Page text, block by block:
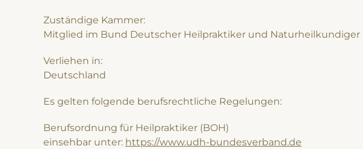
Zuständige Kammer:
Mitglied im Bund Deutscher Heilpraktiker und Naturheilkundiger
Verliehen in:
Deutschland
Es gelten folgende berufsrechtliche Regelungen:
Berufsordnung für Heilpraktiker (BOH)
einsehbar unter: https://www.udh-bundesverband.de